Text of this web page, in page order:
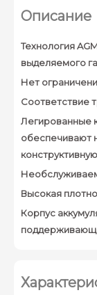
Описание
Технология
выделяемого
Нет
Соответствие
Легированные
обеспечивают
Высокая
Корпус